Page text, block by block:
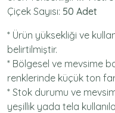
Çiçek Sayısı: 50 Adet
* Ürün yüksekliği ve
belirtilmiştir.
* Bölgesel ve mevsime
renklerinde küçük ton
* Stok durumu ve
yeşillik yada tela